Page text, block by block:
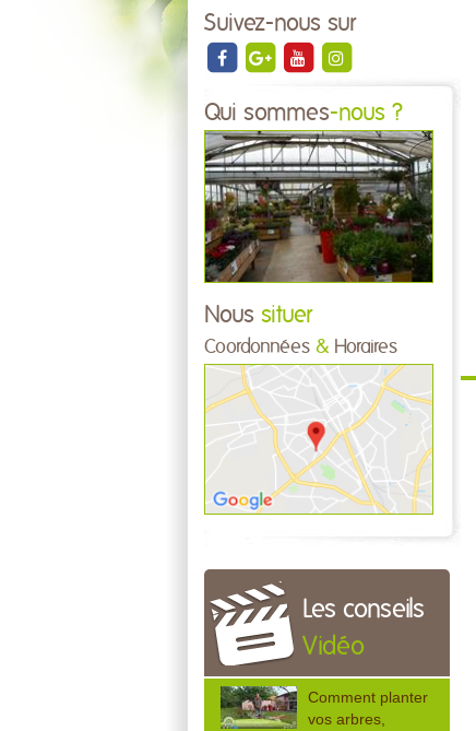
Suivez-nous sur
Qui sommes-nous ?
Nous situer
Coordonnées & Horaires
Les conseils
Vidéo
Comment planter
vos arbres,